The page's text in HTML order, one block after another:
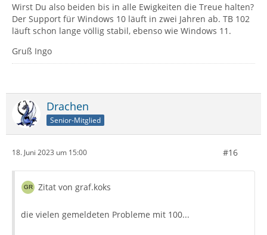
Wirst Du also beiden bis in alle Ewigkeiten die Treue halten?
Der Support für Windows 10 läuft in zwei Jahren ab. TB 102
läuft schon lange völlig stabil, ebenso wie Windows 11.
Gruß Ingo
Drachen
Senior-Mitglied
18. Juni 2023 um 15:00 #16
Zitat von graf.koks
die vielen gemeldeten Probleme mit 100...